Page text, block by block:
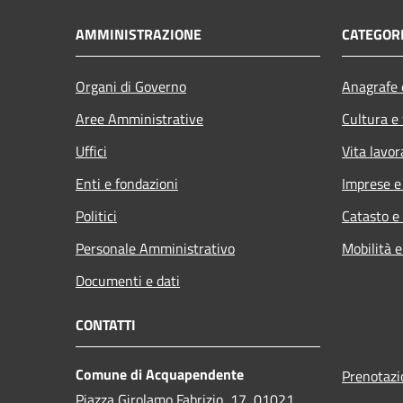
AMMINISTRAZIONE
Organi di Governo
Aree Amministrative
Uffici
Enti e fondazioni
Politici
Personale Amministrativo
Documenti e dati
Cultura
Vita
Imprese
Catasto
Mobilità
CONTATTI
Comune di Acquapendente